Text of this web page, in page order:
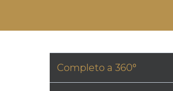
Completo a 360°